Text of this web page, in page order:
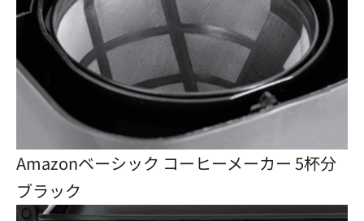
Amazonベーシック コーヒーメーカー 5杯分
ブラック